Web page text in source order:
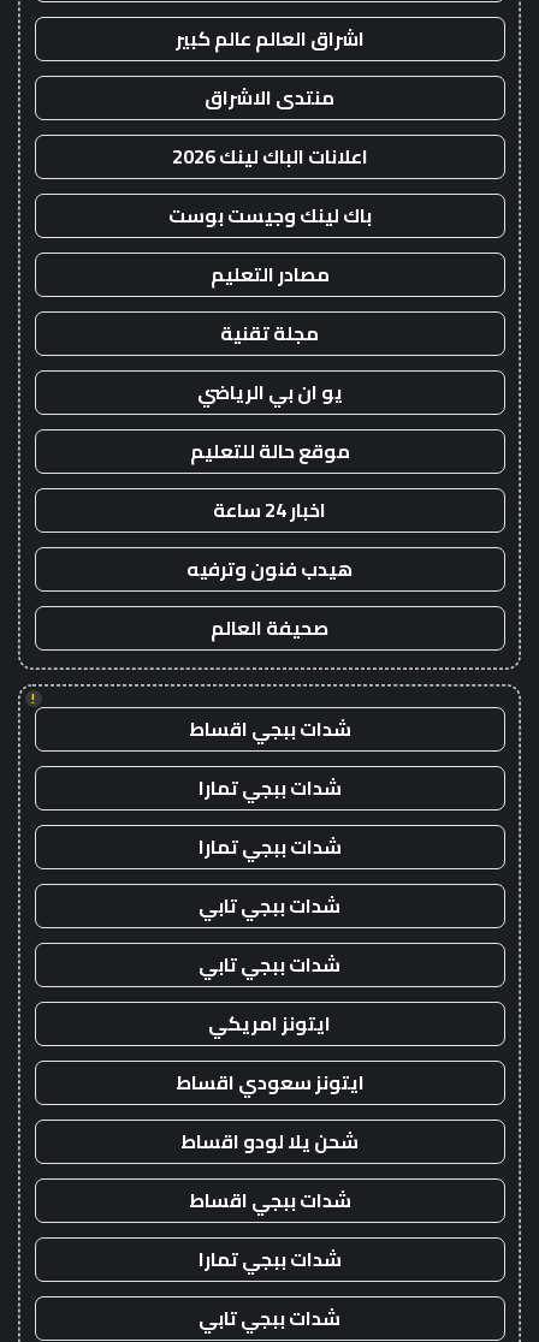
اشراق العالم عالم كبير
منتدى الاشراق
اعلانات الباك لينك 2026
باك لينك وجيست بوست
مصادر التعليم
مجلة تقنية
يو ان بي الرياضي
موقع حالة للتعليم
اخبار 24 ساعة
هيدب فنون وترفيه
صحيفة العالم
!
شدات ببجي اقساط
شدات ببجي تمارا
شدات ببجي تمارا
شدات ببجي تابي
شدات ببجي تابي
ايتونز امريكي
ايتونز سعودي اقساط
شحن يلا لودو اقساط
شدات ببجي اقساط
شدات ببجي تمارا
شدات ببجي تابي